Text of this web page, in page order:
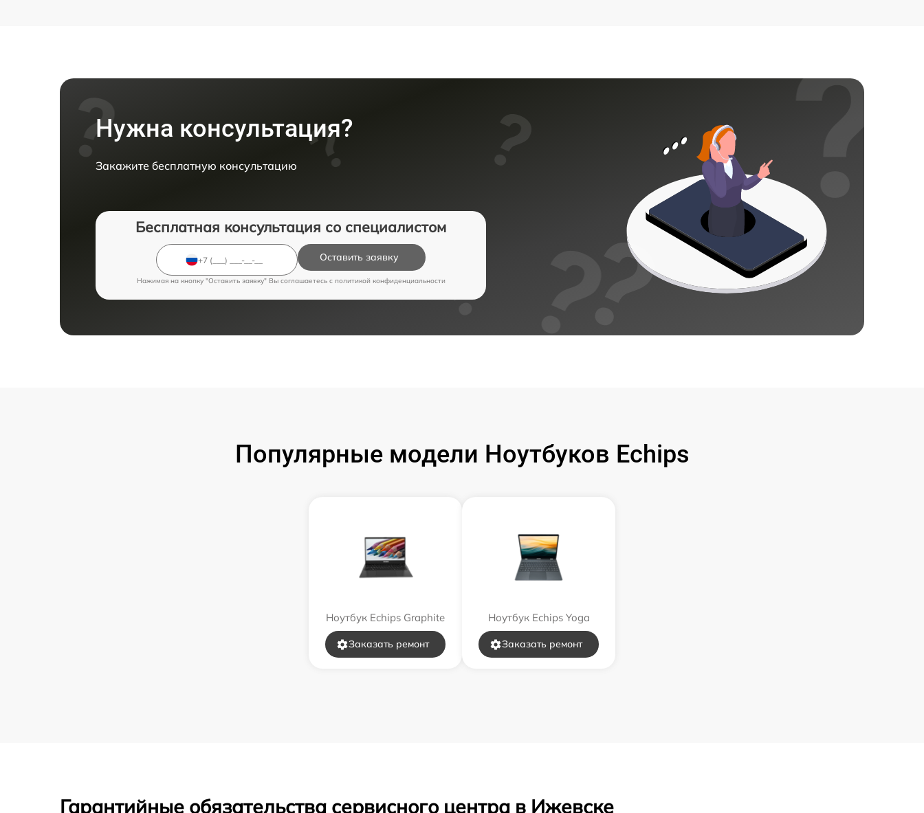
Нужна консультация?
Закажите бесплатную консультацию
Бесплатная консультация со специалистом
Оставить заявку
Нажимая на кнопку "Оставить заявку" Вы соглашаетесь c политикой конфиденциальности
Популярные модели Ноутбуков Echips
Ноутбук Echips Graphite
Заказать ремонт
Ноутбук Echips Yoga
Заказать ремонт
Гарантийные обязательства сервисного центра в Ижевске